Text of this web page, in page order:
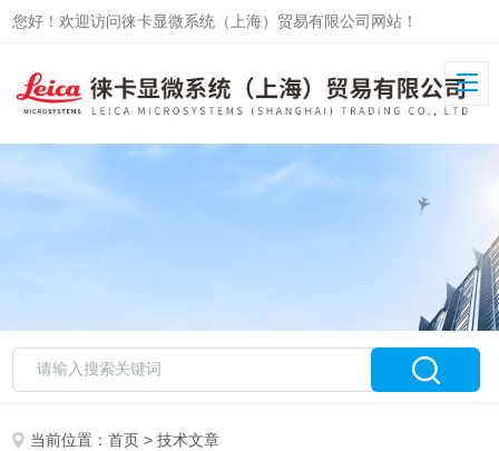
您好！欢迎访问徕卡显微系统（上海）贸易有限公司网站！
当前位置：首页 > 技术文章